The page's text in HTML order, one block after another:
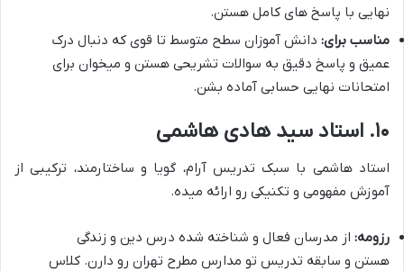
نهایی با پاسخ های کامل هستن.
مناسب برای: دانش آموزان سطح متوسط تا قوی که دنبال درک
عمیق و پاسخ دقیق به سوالات تشریحی هستن و میخوان برای
امتحانات نهایی حسابی آماده بشن.
۱۰. استاد سید هادی هاشمی
استاد هاشمی با سبک تدریس آرام، گویا و ساختارمند، ترکیبی از
آموزش مفهومی و تکنیکی رو ارائه میده.
رزومه: از مدرسان فعال و شناخته شده درس دین و زندگی
هستن و سابقه تدریس تو مدارس مطرح تهران رو دارن. کلاس